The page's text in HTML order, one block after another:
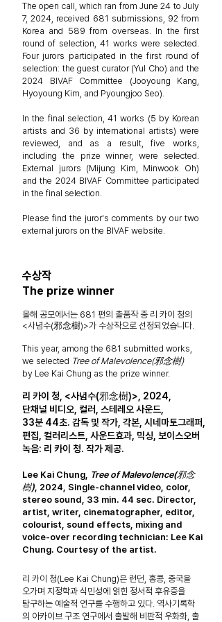
The open call, which ran from June 24 to July
7, 2024, received 681 submissions, 92 from
Korea and 589 from overseas. In the first
round of selection, 41 works were selected.
Four jurors participated in the first round of
selection: the guest curator (Yul Cho) and the
2024 BIVAF Committee (Jooyoung Kang,
Hyoyoung Kim, and Pyoungjoo Seo).
In the final selection, 41 works (5 by Korean
artists and 36 by international artists) were
reviewed, and as a result, five works,
including the prize winner, were selected.
External jurors (Mijung Kim, Minwook Oh)
and the 2024 BIVAF Committee participated
in the final selection.
Please find the juror's comments by our two
external jurors on the BIVAF website.
수상작
The prize winner
올해 공모에서는 681 편의 출품작 중 리 카이 청의
<사념수(邪念樹)>가 수상작으로 선정되었습니다.
This year, among the 681 submitted works,
we selected Tree of Malevolence(邪念樹)
by Lee Kai Chung as the prize winner.
리 카이 청, <사념수(邪念樹)>, 2024,
단채널 비디오, 컬러, 스테레오 사운드,
33분 44초. 감독 및 작가, 각본, 시네마토그래퍼,
편집, 컬러리스트, 사운드효과, 믹싱, 보이스오버
녹음: 리 카이 청. 작가 제공.
Lee Kai Chung, Tree of Malevolence(邪念
樹), 2024, Single-channel video, color,
stereo sound, 33 min. 44 sec. Director,
artist, writer, cinematographer, editor,
colourist, sound effects, mixing and
voice-over recording technician: Lee Kai
Chung. Courtesy of the artist.
리 카이 청(Lee Kai Chung)은 런던, 홍콩, 중국을
오가며 지정학과 식민성에 얽힌 정서적 후유증을
탐구하는 예술적 연구를 수행하고 있다. 역사기록학
의 아카이브 구조 연구에서 출발해 비판적 우화화, 출